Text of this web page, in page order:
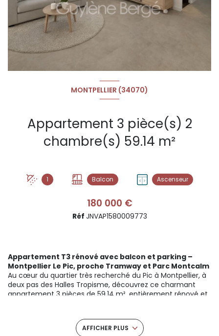
MONTPELLIER (34070)
Appartement 3 pièce(s) 2
chambre(s) 59.14 m²
1 Balcon Ascenseur
180 000 €
Réf JNVAP1580009773
Appartement T3 rénové avec balcon et parking –
Montpellier Le Pic, proche Tramway et Parc Montcalm
Au cœur du quartier très recherché du Pic à Montpellier, à
deux pas des Halles Tropisme, découvrez ce charmant
appartement 3 pièces de 59,14 m², entièrement rénové et
entretenue, ce bien offre un cadre de vie paisible, idéal
pour ceux qui recherchent à la fois tranquillité et proximité
AFFICHER PLUS